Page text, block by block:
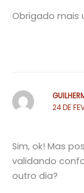
Obrigado mais
24 DE
Sim, ok! Mas
validando
outro dia?